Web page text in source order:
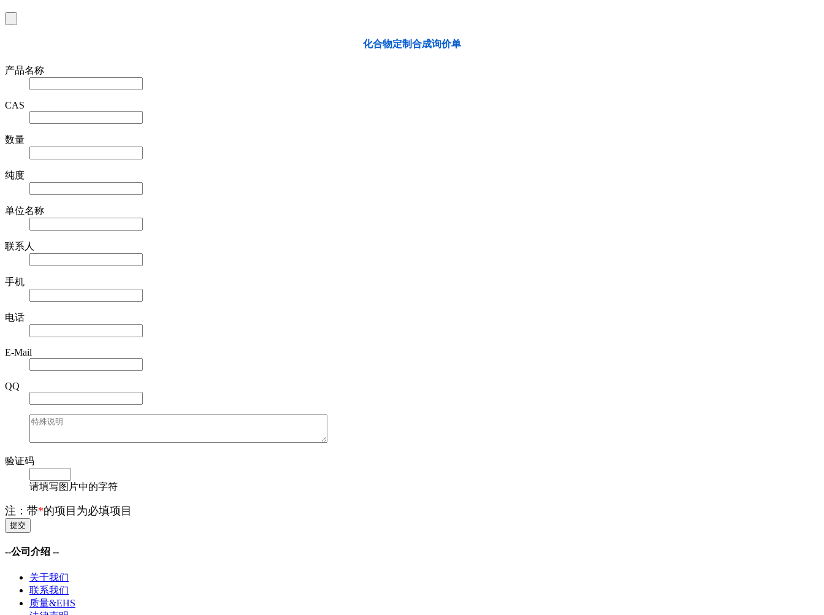
化合物定制合成询价单
产品名称
CAS
数量
纯度
单位名称
联系人
手机
电话
E-Mail
QQ
验证码
请填写图片中的字符
注：带*的项目为必填项目
--公司介绍 --
关于我们
联系我们
质量&EHS